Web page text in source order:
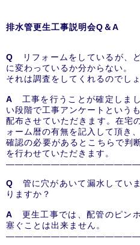
排水管更生工事説明会Q ＆A
Q
リフォームをしているが、
に変わっているか分からない。
それは調査をしてくれるのでし
A 工事を行うことが確定しま
い段階で工事アンケートという
配布させていただきます。在宅
ォーム暦の有無を記入して頂き、
確認の必要があるとこちらで判
を行わせていただきます。
Q 管に穴があいて漏水してい
りますか？
A 更生工事では、配管のピン
塞ぐことは出来ません。